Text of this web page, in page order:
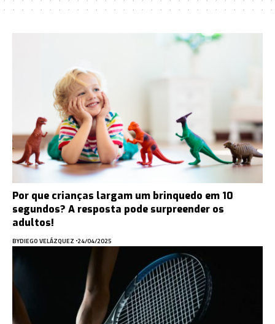
Por que crianças largam um brinquedo em 10
segundos? A resposta pode surpreender os
adultos!
BYDIEGO VELÁZQUEZ 24/04/2025